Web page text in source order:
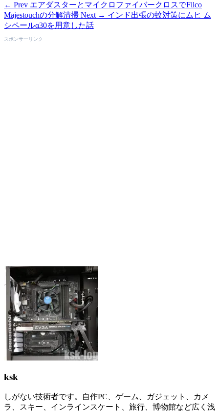
← Prev エアダスターとマイクロファイバークロスでFilco
Majestouchの分解清掃 Next → インド出張の蚊対策にムヒ ム
シペールα30を用意した話
スポンサーリンク
ksk
しがない技術者です。自作PC、ゲーム、ガジェット、カメ
ラ、スキー、インラインスケート、旅行、博物館など広く浅